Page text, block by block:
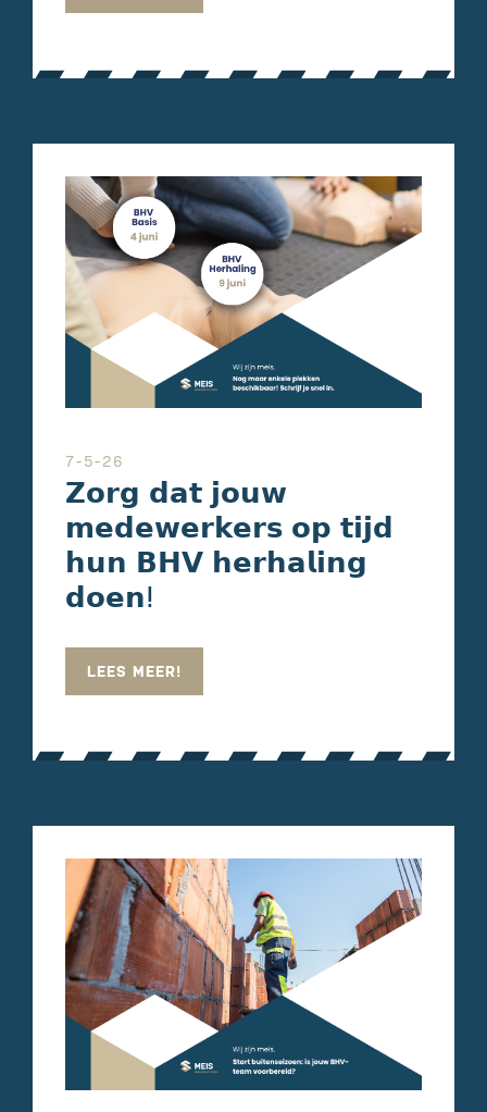
7-5-26
𝗭𝗼𝗿𝗴 𝗱𝗮𝘁 𝗷𝗼𝘂𝘄
𝗺𝗲𝗱𝗲𝘄𝗲𝗿𝗸𝗲𝗿𝘀 𝗼𝗽 𝘁𝗶𝗷𝗱
𝗵𝘂𝗻 𝗕𝗛𝗩 𝗵𝗲𝗿𝗵𝗮𝗹𝗶𝗻𝗴
𝗱𝗼𝗲𝗻ⵑ
LEES MEER!